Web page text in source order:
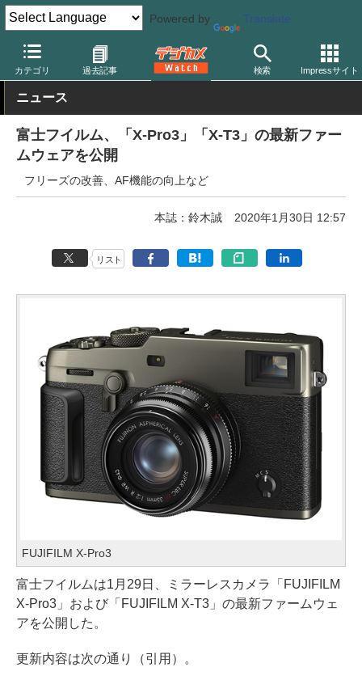
Powered by Translate
カテゴリ 過去記事 検索 Impressサイト
デジカメ Watch カメラ ミラーレスカメラ 富士フイルム
ニュース
富士フイルム、「X-Pro3」「X-T3」の最新ファー
ムウェアを公開
フリーズの改善、AF機能の向上など
本誌：鈴木誠 2020年1月30日 12:57
リスト
FUJIFILM X-Pro3
富士フイルムは1月29日、ミラーレスカメラ「FUJIFILM
X-Pro3」および「FUJIFILM X-T3」の最新ファームウェ
アを公開した。
更新内容は次の通り（引用）。